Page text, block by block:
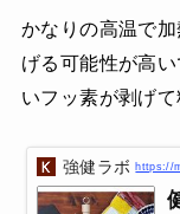
かなりの高温で
げる可能性が高
いフッ素が剥げ
強健ラボ https://